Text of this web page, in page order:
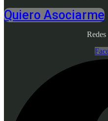
Quiero Asociarme
Redes